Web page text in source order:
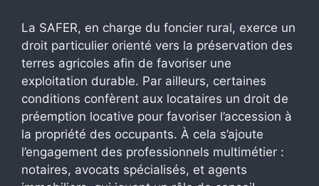
La SAFER, en charge du foncier rural, exerce un
droit particulier orienté vers la préservation des
terres agricoles afin de favoriser une
exploitation durable. Par ailleurs, certaines
conditions confèrent aux locataires un droit de
préemption locative pour favoriser l’accession à
la propriété des occupants. À cela s’ajoute
l’engagement des professionnels multimétier :
notaires, avocats spécialisés, et agents